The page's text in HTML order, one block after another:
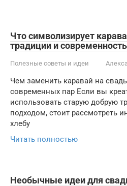
Что символизирует
традиции и современность
Полезные советы и идеи
Чем заменить каравай на
современных пар Если вы
использовать старую добрую
подходом, стоит рассмотреть
хлебу
Читать полностью
Необычные идеи для